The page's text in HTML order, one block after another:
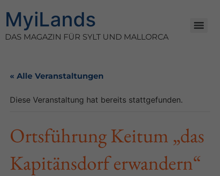
MyiLands
DAS MAGAZIN FÜR SYLT UND MALLORCA
« Alle Veranstaltungen
Diese Veranstaltung hat bereits stattgefunden.
Ortsführung Keitum „das
Kapitänsdorf erwandern“